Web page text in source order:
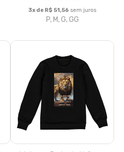
R$ 136,98
sem juros